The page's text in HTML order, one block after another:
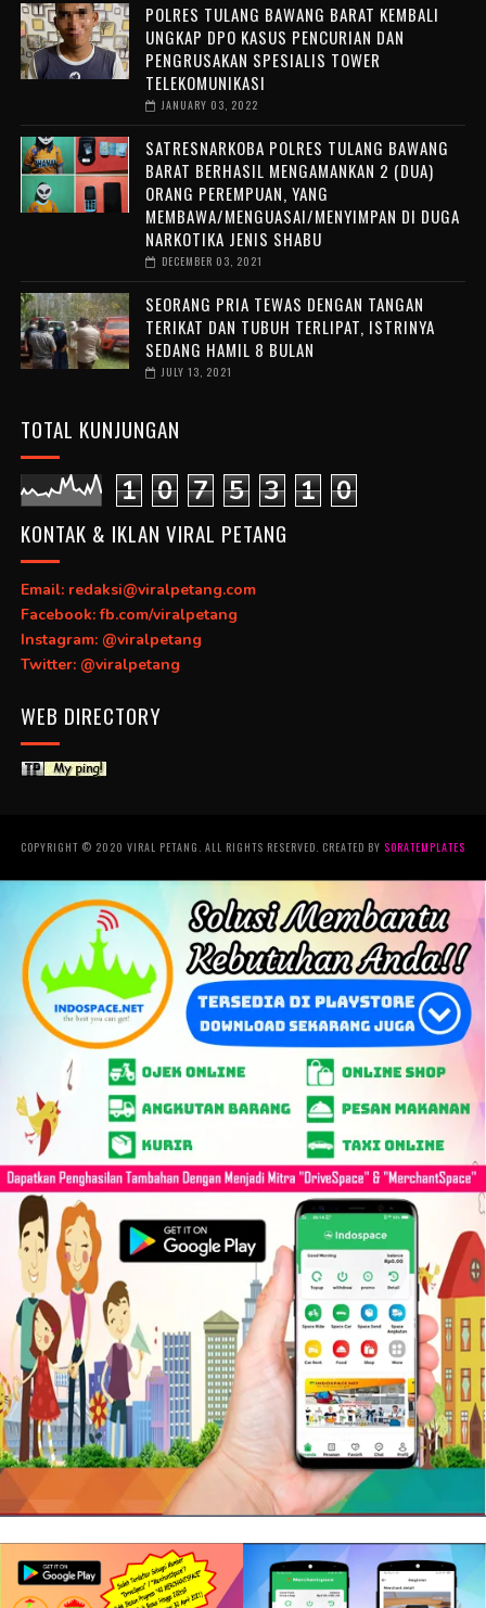
POLRES TULANG BAWANG BARAT KEMBALI
UNGKAP DPO KASUS PENCURIAN DAN
PENGRUSAKAN SPESIALIS TOWER
TELEKOMUNIKASI
JANUARY 03, 2022
SATRESNARKOBA POLRES TULANG BAWANG
BARAT BERHASIL MENGAMANKAN 2 (DUA)
ORANG PEREMPUAN, YANG
MEMBAWA/MENGUASAI/MENYIMPAN DI DUGA
NARKOTIKA JENIS SHABU
DECEMBER 03, 2021
SEORANG PRIA TEWAS DENGAN TANGAN
TERIKAT DAN TUBUH TERLIPAT, ISTRINYA
SEDANG HAMIL 8 BULAN
JULY 13, 2021
TOTAL KUNJUNGAN
1 0 7 5 3 1 0
KONTAK & IKLAN VIRAL PETANG
Email: redaksi@viralpetang.com
Facebook: fb.com/viralpetang
Instagram: @viralpetang
Twitter: @viralpetang
WEB DIRECTORY
COPYRIGHT © 2020 VIRAL PETANG. ALL RIGHTS RESERVED. CREATED BY SORATEMPLATES